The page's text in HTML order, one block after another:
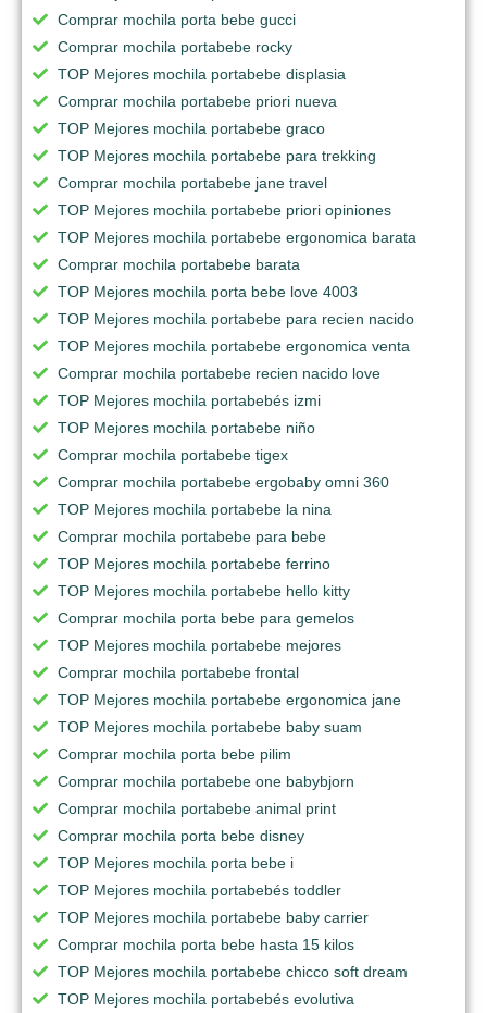
Comprar mochila porta bebe gucci
Comprar mochila portabebe rocky
TOP Mejores mochila portabebe displasia
Comprar mochila portabebe priori nueva
TOP Mejores mochila portabebe graco
TOP Mejores mochila portabebe para trekking
Comprar mochila portabebe jane travel
TOP Mejores mochila portabebe priori opiniones
TOP Mejores mochila portabebe ergonomica barata
Comprar mochila portabebe barata
TOP Mejores mochila porta bebe love 4003
TOP Mejores mochila portabebe para recien nacido
TOP Mejores mochila portabebe ergonomica venta
Comprar mochila portabebe recien nacido love
TOP Mejores mochila portabebés izmi
TOP Mejores mochila portabebe niño
Comprar mochila portabebe tigex
Comprar mochila portabebe ergobaby omni 360
TOP Mejores mochila portabebe la nina
Comprar mochila portabebe para bebe
TOP Mejores mochila portabebe ferrino
TOP Mejores mochila portabebe hello kitty
Comprar mochila porta bebe para gemelos
TOP Mejores mochila portabebe mejores
Comprar mochila portabebe frontal
TOP Mejores mochila portabebe ergonomica jane
TOP Mejores mochila portabebe baby suam
Comprar mochila porta bebe pilim
Comprar mochila portabebe one babybjorn
Comprar mochila portabebe animal print
Comprar mochila porta bebe disney
TOP Mejores mochila porta bebe i
TOP Mejores mochila portabebés toddler
TOP Mejores mochila portabebe baby carrier
Comprar mochila porta bebe hasta 15 kilos
TOP Mejores mochila portabebe chicco soft dream
TOP Mejores mochila portabebés evolutiva